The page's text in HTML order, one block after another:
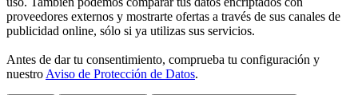
proveedores externos y mostrarte ofertas a través de sus canales de
publicidad online, sólo si ya utilizas sus servicios.
Antes de dar tu consentimiento, comprueba tu configuración y
nuestro Aviso de Protección de Datos.